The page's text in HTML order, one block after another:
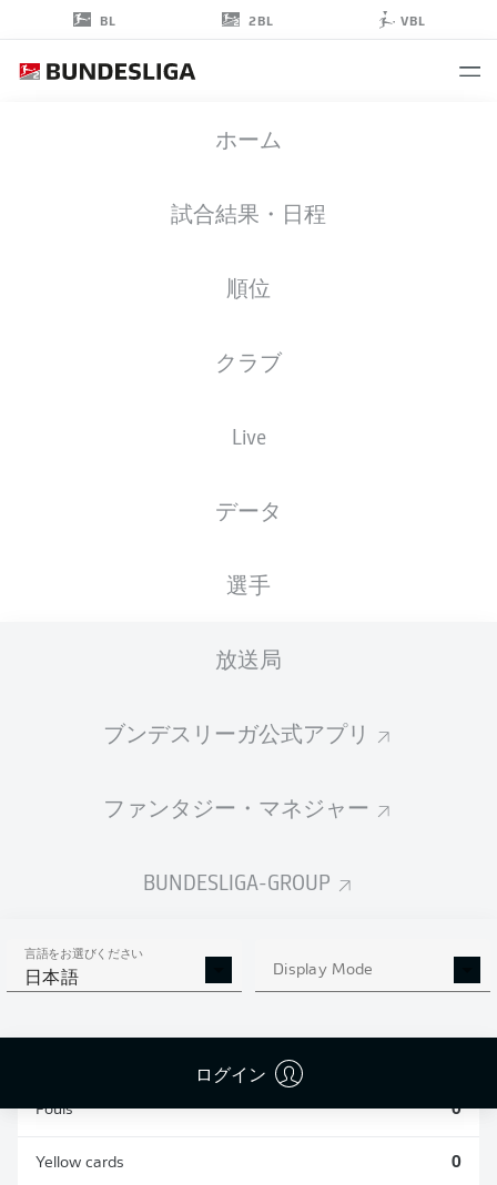
BL 2BL VBL
ホーム
試合結果・日程
順位
クラブ
Live
データ
選手
放送局
ブンデスリーガ公式アプリ
ファンタジー・マネジャー
BUNDESLIGA-GROUP
言語をお選びください
日本語 Display Mode
ログイン
統計 シーズン 2026/2027
TACKLES WON
Fouls 0
Yellow cards 0